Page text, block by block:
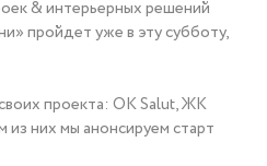
56-10-56
& интерьерных решений
пройдет уже в эту субботу,
проекта: OK Salut, ЖК
них мы анонсируем старт